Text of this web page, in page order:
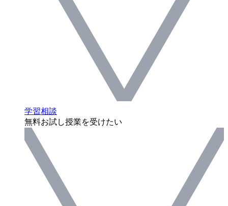
学習相談
無料お試し授業を受けたい